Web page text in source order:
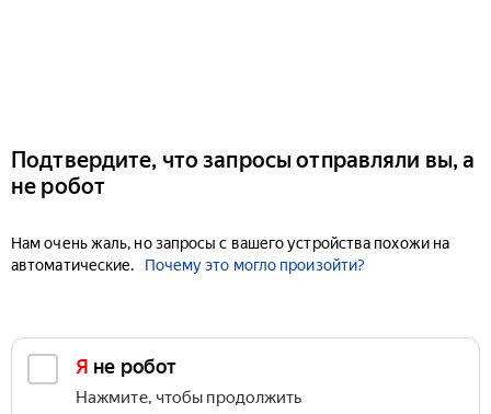
Подтвердите, что запросы отправляли вы, а
не робот
Нам очень жаль, но запросы с вашего устройства похожи на
автоматические.
Почему это могло произойти?
Я не робот
Нажмите, чтобы продолжить